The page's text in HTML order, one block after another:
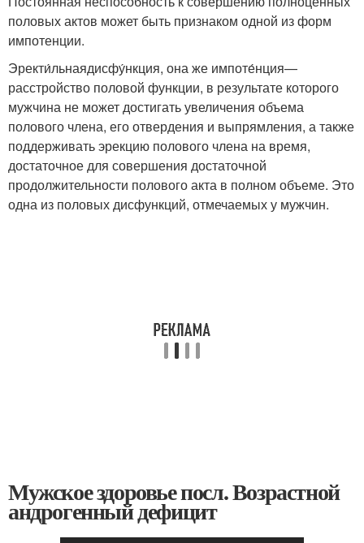
половых актов может быть признаком одной из форм
импотенции.
Эректи́льнаядисфу́нкция, она же импоте́нция—
расстройство половой функции, в результате которого
мужчина не может достигать увеличения объема
полового члена, его отвердения и выпрямления, а также
поддерживать эрекцию полового члена на время,
достаточное для совершения достаточной
продолжительности полового акта в полном объеме. Это
одна из половых дисфункций, отмечаемых у мужчин.
Мужское здоровье посл. Возрастной
андрогенный дефицит